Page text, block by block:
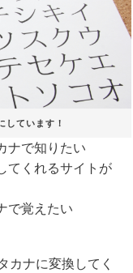
しています！
ナで知りたい
てくれるサイトが
で覚えたい
カナに変換してく